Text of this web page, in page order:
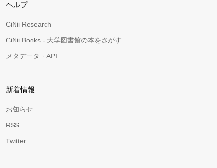
ヘルプ
CiNii Research
CiNii Books - 大学図書館の本をさがす
メタデータ・API
新着情報
お知らせ
RSS
Twitter